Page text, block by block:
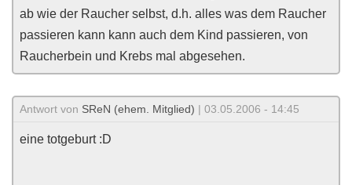
ab wie der Raucher selbst, d.h. alles was dem Raucher
passieren kann kann auch dem Kind passieren, von
Raucherbein und Krebs mal abgesehen.
Antwort von SReN (ehem. Mitglied) | 03.05.2006 - 14:45
eine totgeburt :D